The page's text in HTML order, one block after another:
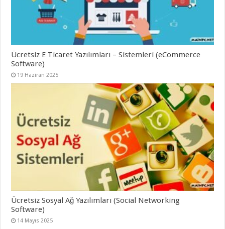
Ücretsiz E Ticaret Yazılımları – Sistemleri (eCommerce
Software)
19 Haziran 2025
Ücretsiz Sosyal Ağ Yazılımları (Social Networking
Software)
14 Mayıs 2025